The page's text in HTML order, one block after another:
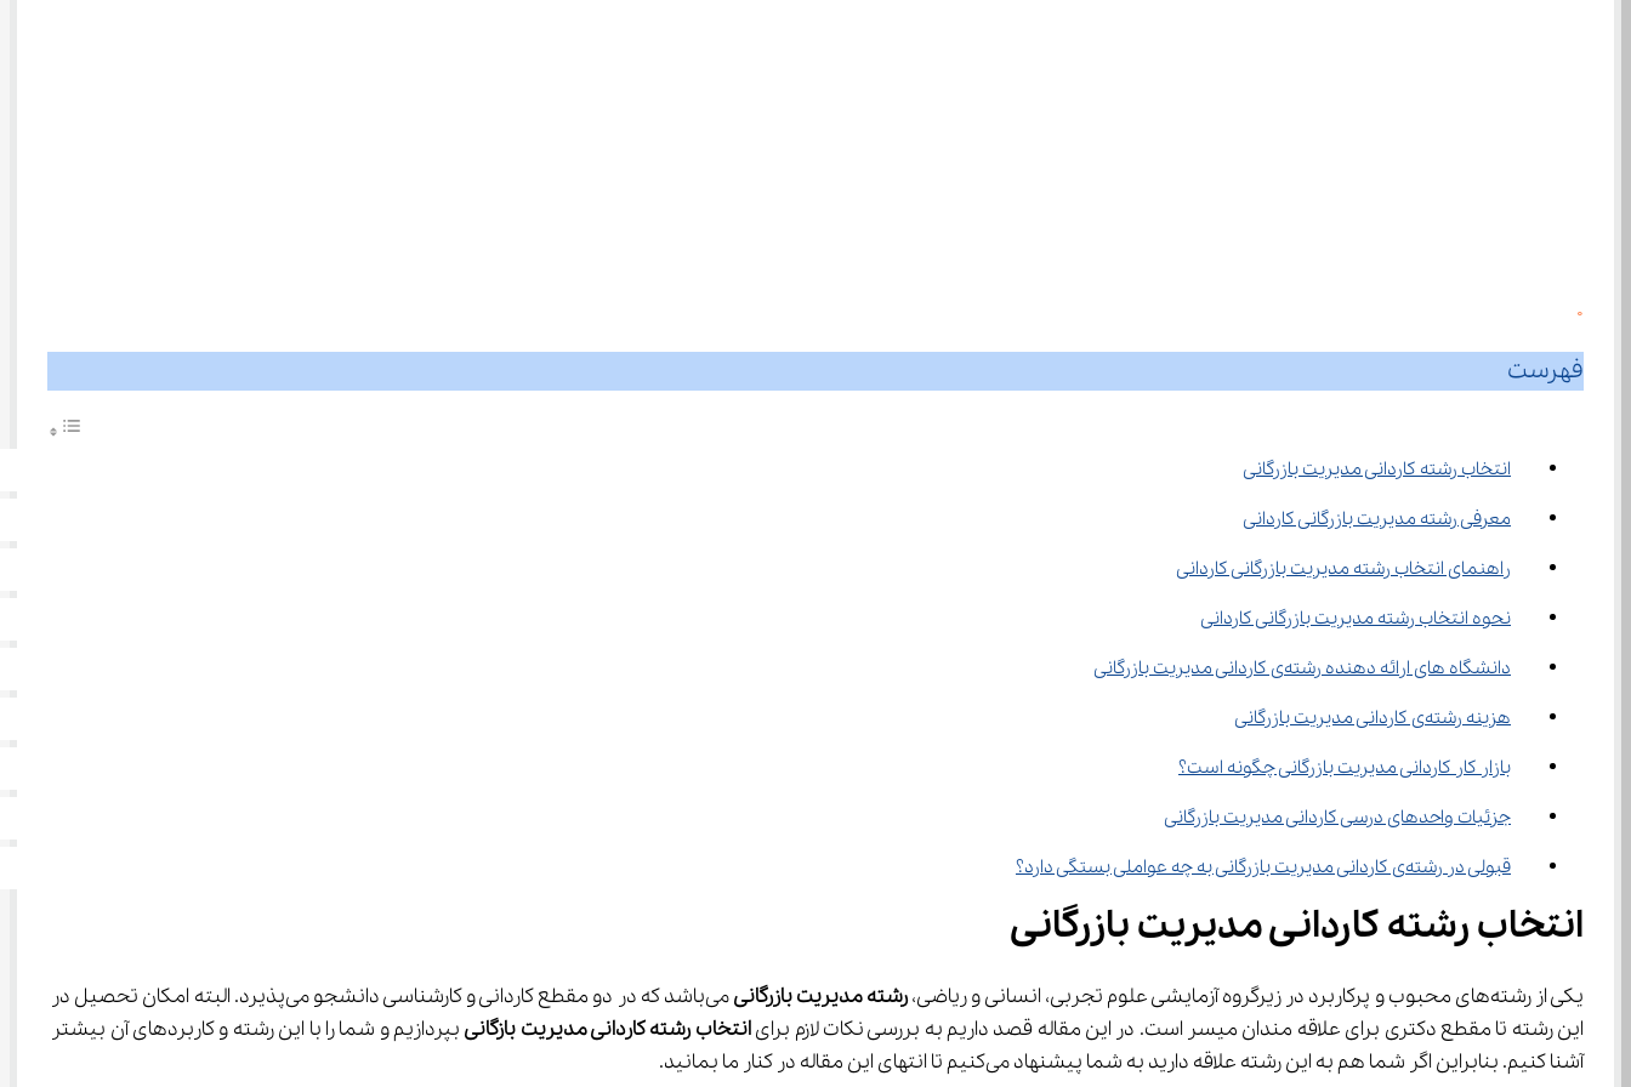
0
فهرست
انتخاب رشته کاردانی مدیریت بازرگانی
معرفی رشته مدیریت بازرگانی کاردانی
راهنمای انتخاب رشته مدیریت بازرگانی کاردانی
نحوه انتخاب رشته مدیریت بازرگانی کاردانی
دانشگاه های ارائه دهنده رشته‌ی کاردانی مدیریت بازرگانی
هزینه رشته‌ی کاردانی مدیریت بازرگانی
بازار کار کاردانی مدیریت بازرگانی چگونه است؟
جزئیات واحدهای درسی کاردانی مدیریت بازرگانی
قبولی در رشته‌ی کاردانی مدیریت بازرگانی به چه عواملی بستگی دارد؟
انتخاب رشته کاردانی مدیریت بازرگانی
یکی از رشته‌های محبوب و پرکاربرد در زیرگروه آزمایشی علوم تجربی، انسانی و ریاضی، رشته مدیریت بازرگانی
می‌باشد که در دو مقطع کاردانی و کارشناسی دانشجو می‌پذیرد. البته امکان تحصیل در
این رشته تا مقطع دکتری برای علاقه مندان میسر است. در این مقاله قصد داریم به بررسی نکات لازم برای انتخاب رشته کاردانی مدیریت بازگانی بپردازیم و شما را با این رشته و کاربردهای آن بیشتر
آشنا کنیم. بنابراین اگر شما هم به این رشته علاقه دارید به شما پیشنهاد می‌کنیم تا انتهای این مقاله در کنار ما بمانید.